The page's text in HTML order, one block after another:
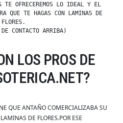
TE OFRECEREMOS LO IDEAL Y EL
QUE TE HAGAS CON LAMINAS DE
FLORES.
CONTACTO ARRIBA)
LOS PROS DE
QUE ANTAÑO COMERCIALIZABA SU
DE FLORES.POR ESE